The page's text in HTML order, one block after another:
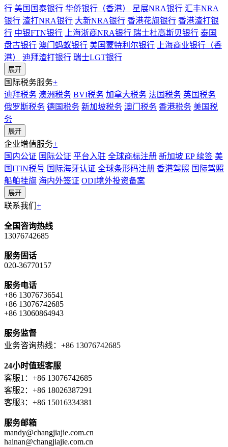
行 美国国泰银行 华侨银行（香港） 星展NRA银行 汇丰NRA
银行 渣打NRA银行 大新NRA银行 香港花旗银行 香港渣打银
行 中银FTN银行 上海浙商NRA银行 瑞士杜高斯贝银行 泰国
盘古银行 澳门蚂蚁银行 美国蒙特利尔银行
上海商业银行（香
港）
迪拜渣打银行 瑞士LGT银行
展开
国际税务服务+
迪拜税务 澳洲税务 BVI税务 加拿大税务 法国税务 英国税务
俄罗斯税务 德国税务 新加坡税务 澳门税务 香港税务 美国税
务
展开
企业增值服务+
国内公证 国际公证 平台入驻 全球商标注册 新加坡 EP 续签 美
国ITIN税号 国际海牙认证 全球条形码注册 香港驾照 国际驾照
船舶挂旗 海内外签证 ODI境外投资备案
展开
联系我们 +
全国咨询热线
13076742685
服务固话
020-36770157
服务电话
+86 13076736541
+86 13076742685
+86 13060864943
服务监督
业务咨询热线：+86 13076742685
24小时值班客服
客服1：+86 13076742685
客服2：+86 18026387291
客服3：+86 15016334381
服务邮箱
mandy@changjiajie.com.cn
hainan@changjiajie.com.cn